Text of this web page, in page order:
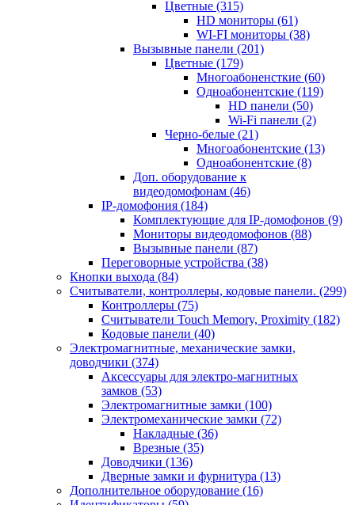
Цветные (315)
HD мониторы (61)
WI-FI мониторы (38)
Вызывные панели (201)
Цветные (179)
Многоабоненсткие (60)
Одноабонентские (119)
HD панели (50)
Wi-Fi панели (2)
Черно-белые (21)
Многоабонентские (13)
Одноабонентские (8)
Доп. оборудование к
видеодомофонам (46)
IP-домофония (184)
Комплектующие для IP-домофонов (9)
Мониторы видеодомофонов (88)
Вызывные панели (87)
Переговорные устройства (38)
Кнопки выхода (84)
Считыватели, контроллеры, кодовые панели. (299)
Контроллеры (75)
Считыватели Touch Memory, Proximity (182)
Кодовые панели (40)
Электромагнитные, механические замки,
доводчики (374)
Аксессуары для электро-магнитных
замков (53)
Электромагнитные замки (100)
Электромеханические замки (72)
Накладные (36)
Врезные (35)
Доводчики (136)
Дверные замки и фурнитура (13)
Дополнительное оборудование (16)